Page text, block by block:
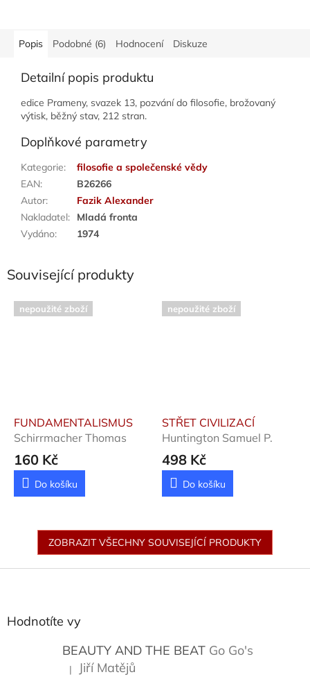
Popis Podobné (6) Hodnocení Diskuze
Detailní popis produktu
edice Prameny, svazek 13, pozvání do filosofie, brožovaný
výtisk, běžný stav, 212 stran.
Doplňkové parametry
Kategorie:
filosofie a společenské vědy
EAN:
B26266
Autor:
Fazik Alexander
Nakladatel:
Mladá fronta
Vydáno: 1974
Související produkty
nepoužité zboží
FUNDAMENTALISMUS
Schirrmacher Thomas
160 Kč
Do košíku
nepoužité zboží
STŘET CIVILIZACÍ
Huntington Samuel P.
498 Kč
Do košíku
ZOBRAZIT VŠECHNY SOUVISEJÍCÍ PRODUKTY
Hodnotíte vy
BEAUTY AND THE BEAT Go Go's
Hodnocení produktu je 5 z 5 hvězdiček.
| Jiří Matějů